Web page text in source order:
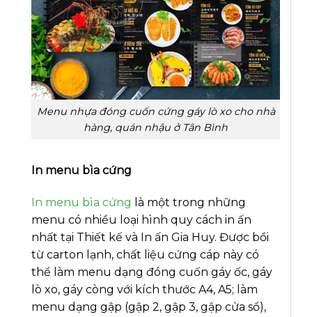
Menu nhựa đóng cuốn cứng gáy lò xo cho nhà
hàng, quán nhậu ở Tân Bình
In menu bìa cứng
In menu bìa cứng là một trong những
menu có nhiều loại hình quy cách in ấn
nhất tại Thiết kế và In ấn Gia Huy. Được bồi
từ carton lạnh, chất liệu cứng cáp này có
thể làm menu dạng đóng cuốn gáy ốc, gáy
lò xo, gáy còng với kích thước A4, A5; làm
menu dạng gập (gập 2, gập 3, gập cửa sổ),